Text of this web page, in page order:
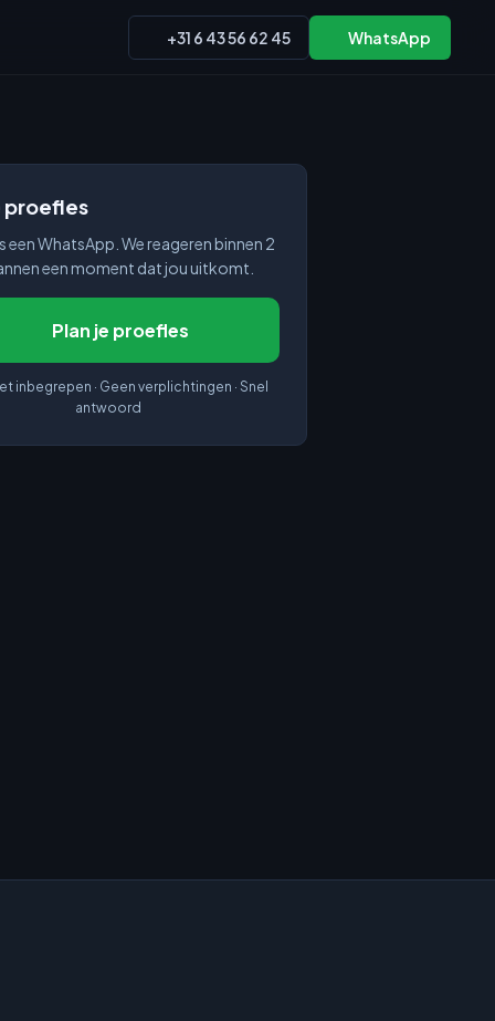
+31 6 43 56 62 45 WhatsApp
proefles
een WhatsApp. We reageren binnen 2
een moment dat jou uitkomt.
Plan je proefles
inbegrepen · Geen verplichtingen · Snel
antwoord